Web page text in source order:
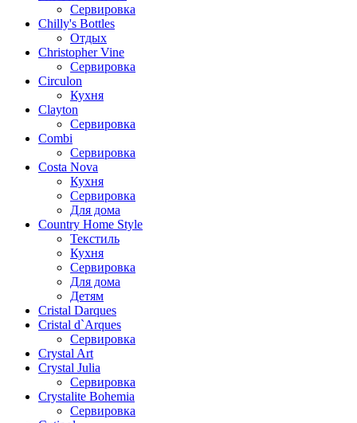
Сервировка
Chilly's Bottles
Отдых
Christopher Vine
Сервировка
Circulon
Кухня
Clayton
Сервировка
Combi
Сервировка
Costa Nova
Кухня
Сервировка
Для дома
Country Home Style
Текстиль
Кухня
Сервировка
Для дома
Детям
Cristal Darques
Cristal d`Arques
Сервировка
Crystal Art
Crystal Julia
Сервировка
Crystalite Bohemia
Сервировка